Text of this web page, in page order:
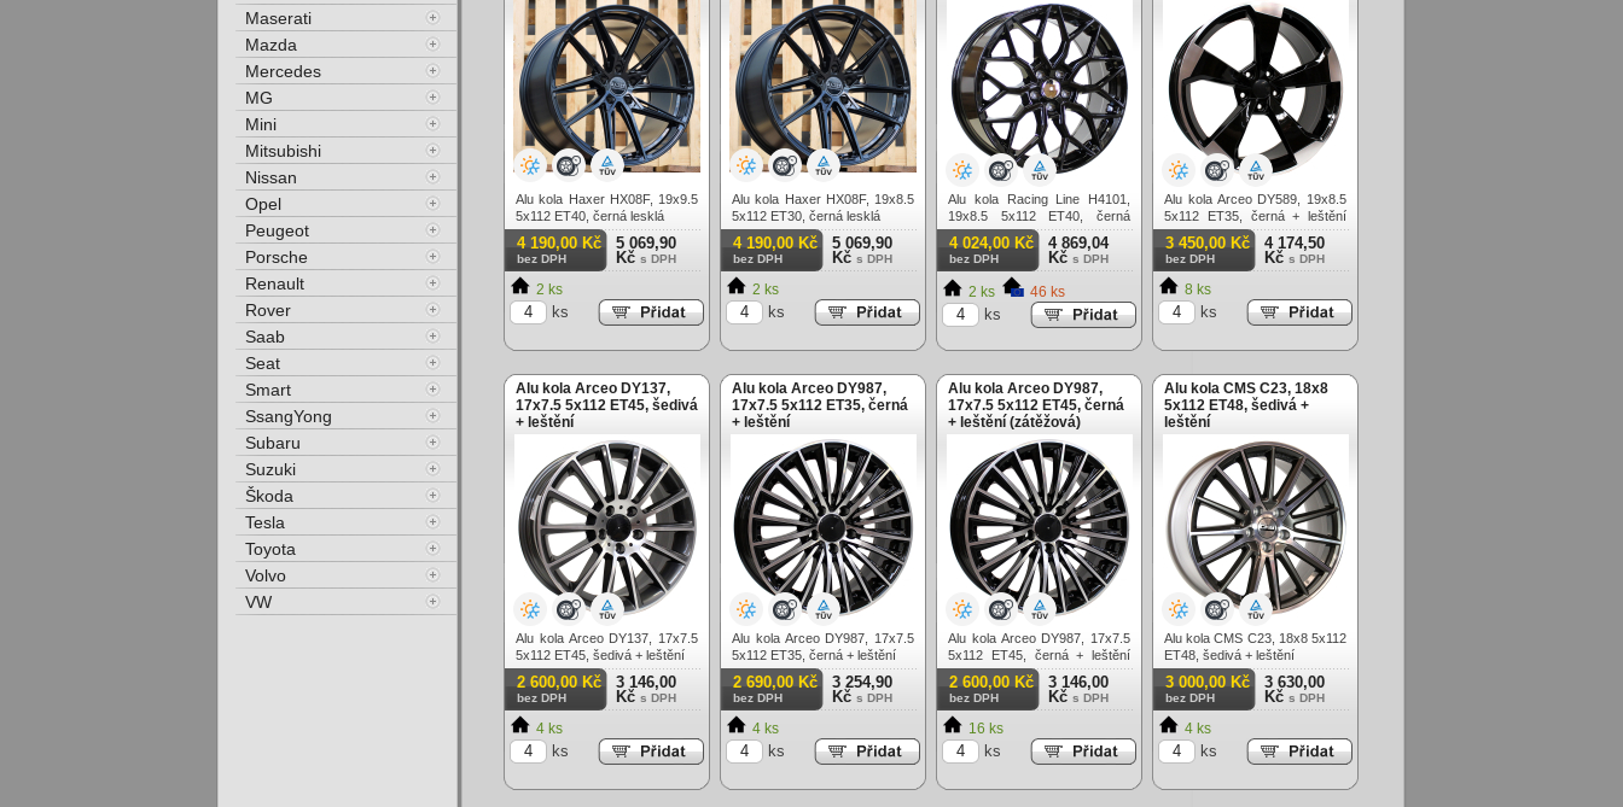
Alu kola Haxer HX08F, 19x9.5
5x112 ET40, černá lesklá
4 190,00 Kč
bez DPH
5 069,90
Kč s DPH
2 ks
ks
Alu kola Haxer HX08F, 19x8.5
5x112 ET30, černá lesklá
4 190,00 Kč
bez DPH
5 069,90
Kč s DPH
2 ks
ks
Alu kola Racing Line H4101,
19x8.5 5x112 ET40, černá
lesklá
4 024,00 Kč
bez DPH
4 869,04
Kč s DPH
2 ks 46 ks
ks
Alu kola Arceo DY589, 19x8.5
5x112 ET35, černá + leštění
(zátěžová)
3 450,00 Kč
bez DPH
4 174,50
Kč s DPH
8 ks
ks
Alu kola Arceo DY137,
17x7.5 5x112 ET45, šedivá
+ leštění
Alu kola Arceo DY137, 17x7.5
5x112 ET45, šedivá + leštění
2 600,00 Kč
bez DPH
3 146,00
Kč s DPH
4 ks
ks
Alu kola Arceo DY987,
17x7.5 5x112 ET35, černá
+ leštění
Alu kola Arceo DY987, 17x7.5
5x112 ET35, černá + leštění
2 690,00 Kč
bez DPH
3 254,90
Kč s DPH
4 ks
ks
Alu kola Arceo DY987,
17x7.5 5x112 ET45, černá
+ leštění (zátěžová)
Alu kola Arceo DY987, 17x7.5
5x112 ET45, černá + leštění
(zátěžová)
2 600,00 Kč
bez DPH
3 146,00
Kč s DPH
16 ks
ks
Alu kola CMS C23, 18x8
5x112 ET48, šedivá +
leštění
Alu kola CMS C23, 18x8 5x112
ET48, šedivá + leštění
3 000,00 Kč
bez DPH
3 630,00
Kč s DPH
4 ks
ks
Maserati
Mazda
Mercedes
MG
Mini
Mitsubishi
Nissan
Opel
Peugeot
Porsche
Renault
Rover
Saab
Seat
Smart
SsangYong
Subaru
Suzuki
Škoda
Tesla
Toyota
Volvo
VW